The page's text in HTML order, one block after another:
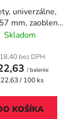
univerzálne,
mm, zaoblené
APLI, 1000
Skladom
bez DPH
/ balenie
/ 100 ks
KOŠÍKA